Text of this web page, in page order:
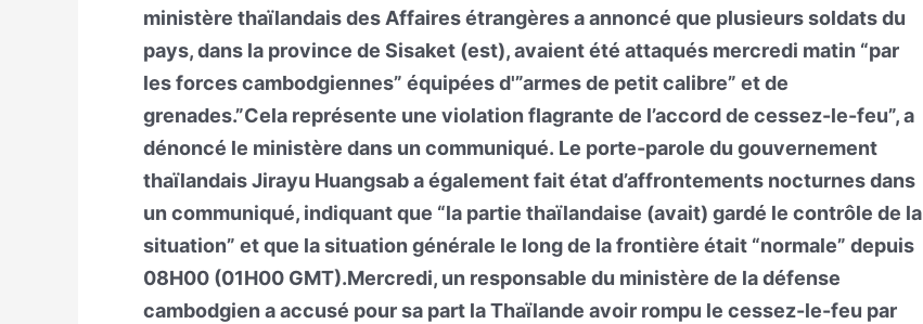
ministère thaïlandais des Affaires étrangères a annoncé que plusieurs soldats du
pays, dans la province de Sisaket (est), avaient été attaqués mercredi matin “par
les forces cambodgiennes” équipées d'”armes de petit calibre” et de
grenades.”Cela représente une violation flagrante de l’accord de cessez-le-feu”, a
dénoncé le ministère dans un communiqué. Le porte-parole du gouvernement
thaïlandais Jirayu Huangsab a également fait état d’affrontements nocturnes dans
un communiqué, indiquant que “la partie thaïlandaise (avait) gardé le contrôle de la
situation” et que la situation générale le long de la frontière était “normale” depuis
08H00 (01H00 GMT).Mercredi, un responsable du ministère de la défense
cambodgien a accusé pour sa part la Thaïlande avoir rompu le cessez-le-feu par